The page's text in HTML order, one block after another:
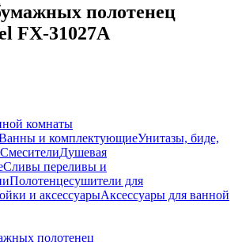
полотенец
FX-31027A
комнаты
и комплектующиеУнитазы, биде,
СмесителиДушевая
Сливы переливы и
Полотенцесушители для
и аксессуарыАксессуары для ванной
полотенец